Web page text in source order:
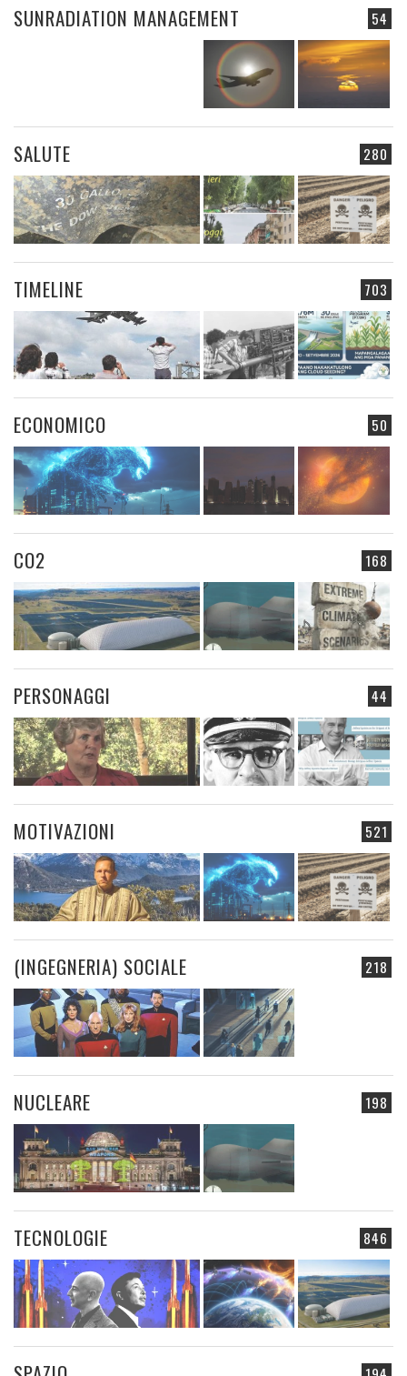
54
SUNRADIATION MANAGEMENT
280
SALUTE
703
TIMELINE
50
ECONOMICO
168
CO2
44
PERSONAGGI
521
MOTIVAZIONI
218
(INGEGNERIA) SOCIALE
198
NUCLEARE
846
TECNOLOGIE